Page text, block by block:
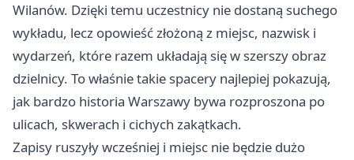
Wilanów. Dzięki temu uczestnicy nie dostaną suchego
wykładu, lecz opowieść złożoną z miejsc, nazwisk i
wydarzeń, które razem układają się w szerszy obraz
dzielnicy. To właśnie takie spacery najlepiej pokazują,
jak bardzo historia Warszawy bywa rozproszona po
ulicach, skwerach i cichych zakątkach.
Zapisy ruszyły wcześniej i miejsc nie będzie dużo